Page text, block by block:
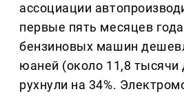
ассоциации
первые пять месяцев
бензиновых машин
юаней (около 11,8 тысячи
рухнули на 34%.